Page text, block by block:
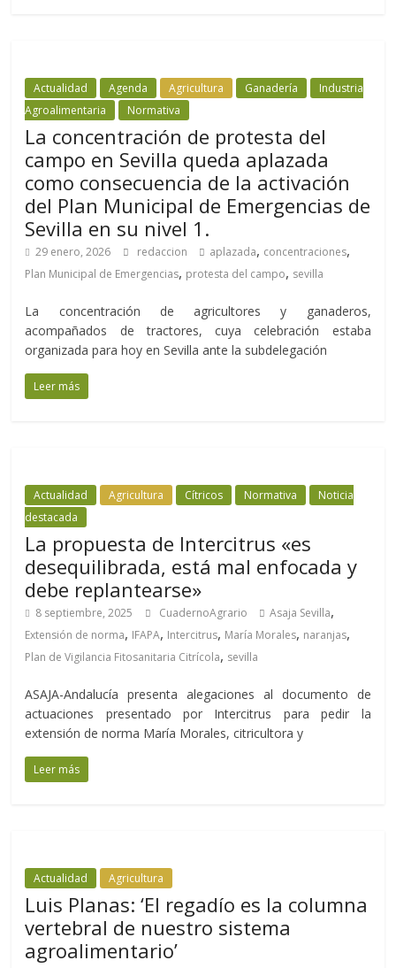
Actualidad Agenda Agricultura Ganadería
Industria
Agroalimentaria
Normativa
La concentración de protesta del
campo en Sevilla queda aplazada
como consecuencia de la activación
del Plan Municipal de Emergencias de
Sevilla en su nivel 1.
29 enero, 2026 redaccion aplazada, concentraciones,
Plan Municipal de Emergencias, protesta del campo, sevilla
La concentración de agricultores y ganaderos,
acompañados de tractores, cuya celebración estaba
organizada para hoy en Sevilla ante la subdelegación
Leer más
Actualidad Agricultura Cítricos Normativa
Noticia
destacada
La propuesta de Intercitrus «es
desequilibrada, está mal enfocada y
debe replantearse»
8 septiembre, 2025 CuadernoAgrario Asaja Sevilla,
Extensión de norma, IFAPA, Intercitrus, María Morales, naranjas,
Plan de Vigilancia Fitosanitaria Citrícola, sevilla
ASAJA-Andalucía presenta alegaciones al documento de
actuaciones presentado por Intercitrus para pedir la
extensión de norma María Morales, citricultora y
Leer más
Actualidad Agricultura
Luis Planas: ‘El regadío es la columna
vertebral de nuestro sistema
agroalimentario’